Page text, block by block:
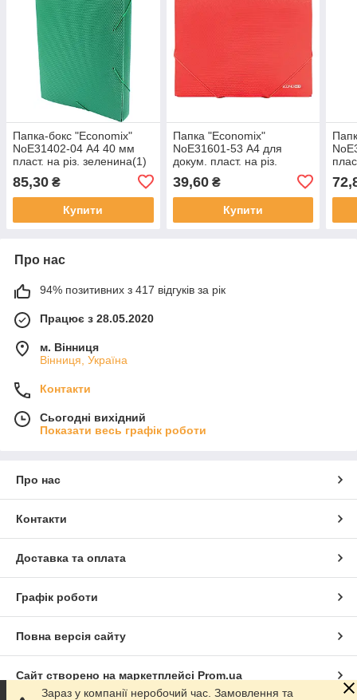
Папка-бокс "Economix"
NoE31402-04 А4 40 мм
пласт. на різ. зеленина(1)
85,30 ₴
Купити
Папка "Economix"
NoE31601-53 А4 для
докум. пласт. на різ.
39,60₴
Купити
Про нас
94% позитивних з 417 відгуків за рік
Працює з 28.05.2020
м. Вінниця
Вінниця, Україна
Контакти
Сьогодні вихідний
Показати весь графік роботи
Про нас
Контакти
Доставка та оплата
Графік роботи
Повна версія сайту
Сайт створено на маркетплейсі Prom.ua
Зараз у компанії неробочий час. Замовлення та